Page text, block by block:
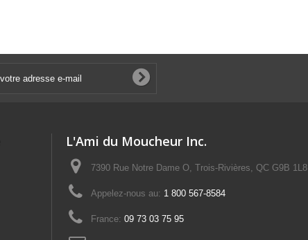
L'Ami du Moucheur Inc.
7390 Rue Notre Dame O, Trois-Rivières, QC G9B 1L8
Appelez-nous au: 1 800 567-8584
France: 09 73 03 75 95